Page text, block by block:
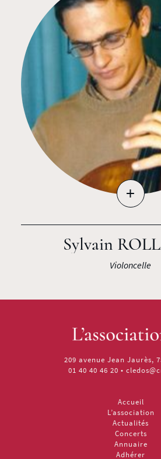
+
Sylvain
Violoncelle
209 avenue Jean Jaurès,
01 40 40 46 20 •
Accueil
L’association
Actualités
Concerts
Annuaire
Adhérer